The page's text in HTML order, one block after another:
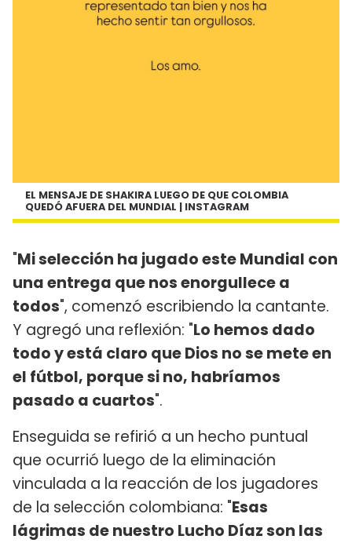
EL MENSAJE DE SHAKIRA LUEGO DE QUE COLOMBIA
QUEDÓ AFUERA DEL MUNDIAL | INSTAGRAM
"Mi selección ha jugado este Mundial con
una entrega que nos enorgullece a
todos", comenzó escribiendo la cantante.
Y agregó una reflexión: "Lo hemos dado
todo y está claro que Dios no se mete en
el fútbol, porque si no, habríamos
pasado a cuartos".
Enseguida se refirió a un hecho puntual
que ocurrió luego de la eliminación
vinculada a la reacción de los jugadores
de la selección colombiana: "Esas
lágrimas de nuestro Lucho Díaz son las